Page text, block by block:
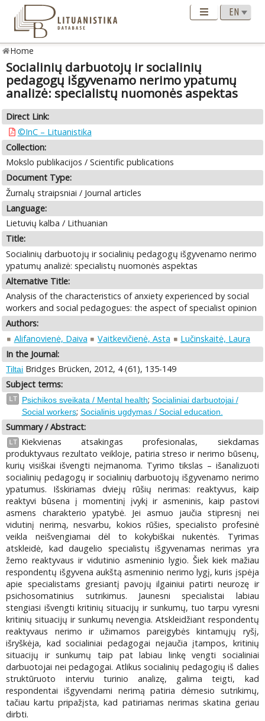
Home
Socialinių darbuotojų ir socialinių
pedagogų išgyvenamo nerimo ypatumų
analizė: specialistų nuomonės aspektas
Direct Link:
©InC – Lituanistika
Collection:
Mokslo publikacijos / Scientific publications
Document Type:
Žurnalų straipsniai / Journal articles
Language:
Lietuvių kalba / Lithuanian
Title:
Socialinių darbuotojų ir socialinių pedagogų išgyvenamo nerimo
ypatumų analizė: specialistų nuomonės aspektas
Alternative Title:
Analysis of the characteristics of anxiety experienced by social
workers and social pedagogues: the aspect of specialist opinion
Authors:
Alifanovienė, Daiva
Vaitkevičienė, Asta
Lučinskaitė, Laura
In the Journal:
Tiltai Bridges Brücken, 2012, 4 (61), 135-149
Subject terms:
LT Psichikos sveikata / Mental health; Socialiniai darbuotojai /
Social workers; Socialinis ugdymas / Social education.
Summary / Abstract:
LT
Kiekvienas atsakingas profesionalas, siekdamas
produktyvaus rezultato veikloje, patiria streso ir nerimo būsenų,
kurių visiškai išvengti neįmanoma. Tyrimo tikslas – išanalizuoti
socialinių pedagogų ir socialinių darbuotojų išgyvenamo nerimo
ypatumus. Išskiriamas dviejų rūšių nerimas: reaktyvus, kaip
reaktyvi būsena į momentinį įvykį ir asmeninis, kaip pastovi
asmens charakterio ypatybė. Jei asmuo jaučia stipresnį nei
vidutinį nerimą, nesvarbu, kokios rūšies, specialisto profesinė
veikla neišvengiamai dėl to kokybiškai nukentės. Tyrimas
atskleidė, kad daugelio specialistų išgyvenamas nerimas yra
žemo reaktyvaus ir vidutinio asmeninio lygio. Šiek kiek mažiau
respondentų išgyvena aukštą asmeninio nerimo lygį, kuris įspėja
apie specialistams gresiantį pavojų ilgainiui patirti neurozę ir
psichosomatinius sutrikimus. Jaunesni specialistai labiau
stengiasi išvengti kritinių situacijų ir sunkumų, tuo tarpu vyresni
kritinių situacijų ir sunkumų nevengia. Atskleidžiant respondentų
reaktyvaus nerimo ir užimamos pareigybės kintamųjų ryšį,
išryškėja, kad socialiniai pedagogai nejaučia įtampos, kritinių
situacijų ir sunkumų taip pat labiau linkę vengti socialiniai
darbuotojai nei pedagogai. Atlikus socialinių pedagogių iš dalies
struktūruoto interviu turinio analizę, galima teigti, kad
respondentai išgyvendami nerimą patiria dėmesio sutrikimų,
tačiau kartu pripažįsta, kad patiriamas nerimas skatina geriau
dirbti.